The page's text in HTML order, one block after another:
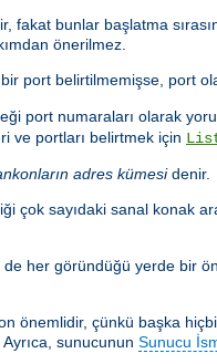
fakat bunlar başlatma
önerilmez.
port belirtilmemişse, port
port numaraları olarak
ve portları belirtmek için
adres kümesidenir.
sayıdaki sanal konak
her göründüğü yerde bir
önemlidir, çünkü başka
sunucunun Sunucu